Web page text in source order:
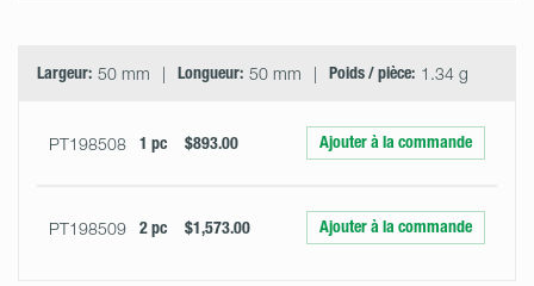
Largeur: 50 mm Longueur: 50 mm Poids / pièce: 1.34 g
PT198508 1 pc $893.00 Ajouter à la commande
PT198509 2 pc $1,573.00 Ajouter à la commande